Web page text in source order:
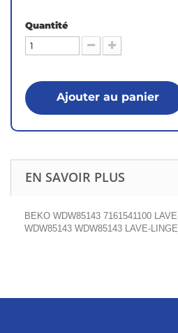
Quantité
Ajouter au panier
EN SAVOIR PLUS
BEKO WDW85143 7161541100
WDW85143 WDW85143 LAVE-